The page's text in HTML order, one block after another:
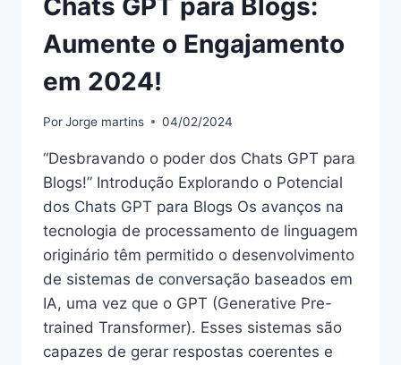
Chats GPT para Blogs:
Aumente o Engajamento
em 2024!
PorJorge martins 04/02/2024
“Desbravando o poder dos Chats GPT para
Blogs!” Introdução Explorando o Potencial
dos Chats GPT para Blogs Os avanços na
tecnologia de processamento de linguagem
originário têm permitido o desenvolvimento
de sistemas de conversação baseados em
IA, uma vez que o GPT (Generative Pre-
trained Transformer). Esses sistemas são
capazes de gerar respostas coerentes e